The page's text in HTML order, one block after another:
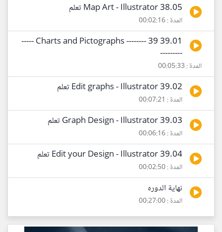
38.05 Map Art - Illustrator تعلم
المدة : 00:02:16
39.01 Charts and Pictographs -------- 39 -----
---------
المدة : 00:05:33
39.02 Edit graphs - Illustrator تعلم
المدة : 00:07:21
39.03 Graph Design - Illustrator تعلم
المدة : 00:06:16
39.04 Edit your Design - Illustrator تعلم
المدة : 00:02:50
نهاية الدوره
المدة : 00:27:00